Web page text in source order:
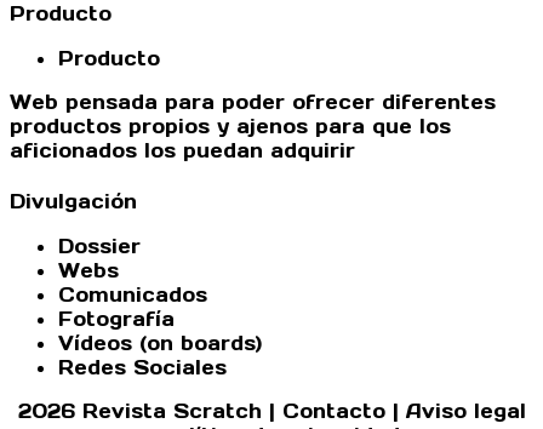
Producto
Producto
Web pensada para poder ofrecer diferentes
productos propios y ajenos para que los
aficionados los puedan adquirir
Divulgación
Dossier
Webs
Comunicados
Fotografía
Vídeos (on boards)
Redes Sociales
2026 Revista Scratch | Contacto| Aviso legal